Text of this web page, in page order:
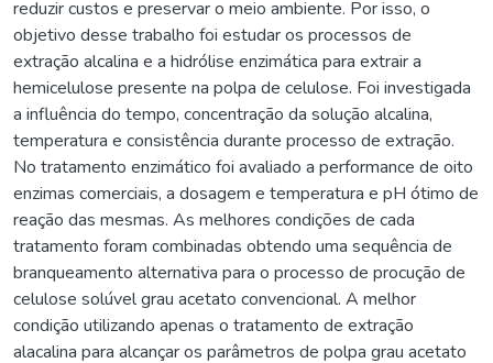
reduzir custos e preservar o meio ambiente. Por isso, o
objetivo desse trabalho foi estudar os processos de
extração alcalina e a hidrólise enzimática para extrair a
hemicelulose presente na polpa de celulose. Foi investigada
a influência do tempo, concentração da solução alcalina,
temperatura e consistência durante processo de extração.
No tratamento enzimático foi avaliado a performance de oito
enzimas comerciais, a dosagem e temperatura e pH ótimo de
reação das mesmas. As melhores condições de cada
tratamento foram combinadas obtendo uma sequência de
branqueamento alternativa para o processo de procução de
celulose solúvel grau acetato convencional. A melhor
condição utilizando apenas o tratamento de extração
alacalina para alcançar os parâmetros de polpa grau acetato